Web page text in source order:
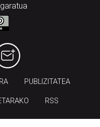
PUBLIZITATEA
RSS